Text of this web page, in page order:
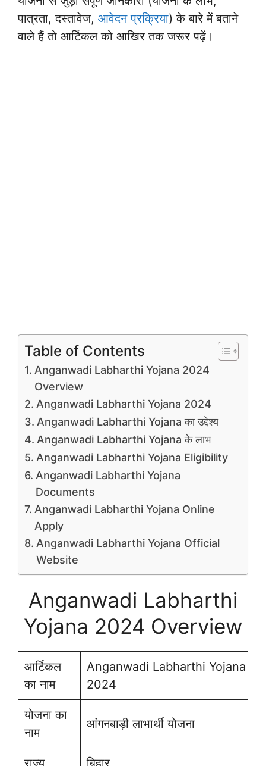
पात्रता, दस्तावेज, आवेदन प्रक्रिया) के बारे में बताने
वाले हैं तो आर्टिकल को आखिर तक जरूर पढ़ें।
Table of Contents
Anganwadi Labharthi Yojana 2024
Overview
Anganwadi Labharthi Yojana 2024
Anganwadi Labharthi Yojana का उद्देश्य
Anganwadi Labharthi Yojana के लाभ
Anganwadi Labharthi Yojana Eligibility
Anganwadi Labharthi Yojana
Documents
Anganwadi Labharthi Yojana Online
Apply
Anganwadi Labharthi Yojana Official
Website
Anganwadi Labharthi
Yojana 2024 Overview
आर्टिकल
का नाम
Anganwadi Labharthi Yojana
2024
योजना का
नाम
आंगनबाड़ी लाभार्थी योजना